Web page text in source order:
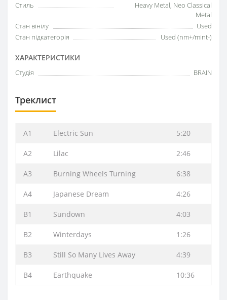
Стиль
Heavy Metal, Neo Classical
Metal
Стан вінілу
Used
Стан підкатегорія
Used (nm+/mint-)
ХАРАКТЕРИСТИКИ
Студія BRAIN
Треклист
A1 Electric Sun 5:20
A2 Lilac 2:46
A3 Burning Wheels Turning 6:38
A4 Japanese Dream 4:26
B1 Sundown 4:03
B2 Winterdays 1:26
B3 Still So Many Lives Away 4:39
B4 Earthquake 10:36